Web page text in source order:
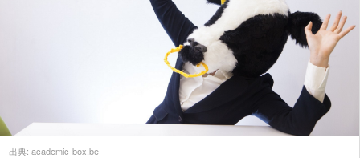
出典: academic-box.be